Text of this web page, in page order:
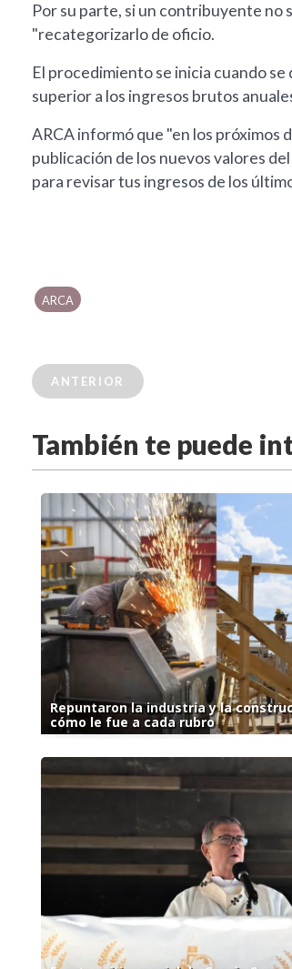
Por su parte, si un contribuyente no
"recategorizarlo de oficio.
El procedimiento se inicia cuando
superior a los ingresos brutos
ARCA informó que "en los próximos
publicación de los nuevos valores
para revisar tus ingresos de los
ARCA
ANTERIOR
También te puede
Repuntaron la industria y la
cómo le fue a cada rubro